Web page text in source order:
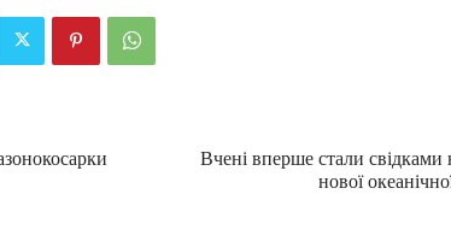
Вчені вперше стали
нової